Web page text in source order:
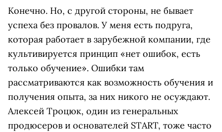
Конечно. Но, с другой стороны, не бывает
успеха без провалов. У меня есть подруга,
которая работает в зарубежной компании, где
культивируется принцип «нет ошибок, есть
только обучение». Ошибки там
рассматриваются как возможность обучения и
получения опыта, за них никого не осуждают.
Алексей Троцюк, один из генеральных
продюсеров и основателей START, тоже часто